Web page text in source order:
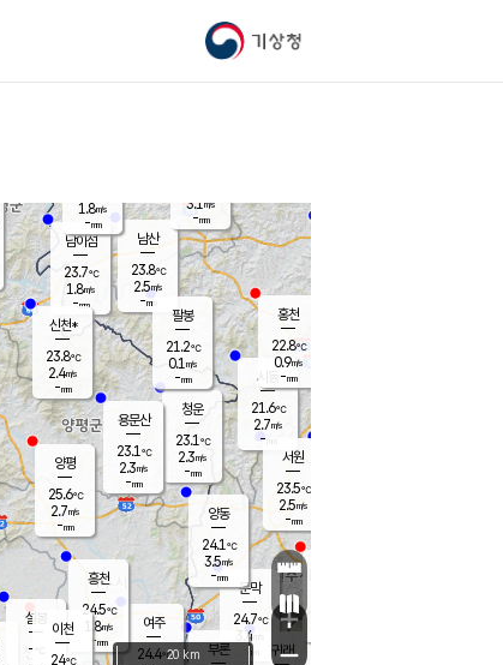
기상청
문막
24.7℃
3.4m/s
mm
남이섬
23.7℃
1.8m/s
-mm
부론
남산
23.8℃
2.5m/s
-mm
청운
23.1℃
2.3m/s
-mm
팔봉
21.2℃
0.1 m/s
-mm
여주
24.4℃
양동
24.1℃
3.5m/s
-mm
1.8m/s
-mm
신천*
23.8℃
2.4m/s
-mm
흥천
24.5℃
1.8m/s
-mm
설봉
-
시동
21.6℃
2.7m/s
- mm
귀래
서원
23.5℃
2.5m/s
-mm
용문산
23.1℃
2.3m/s
-mm
홍천
22.8℃
0.9m/s
-mm
이천
24℃
양평
25.6℃
2.7m/s
-mm
3.1 m/s
-mm
+
−
20 km